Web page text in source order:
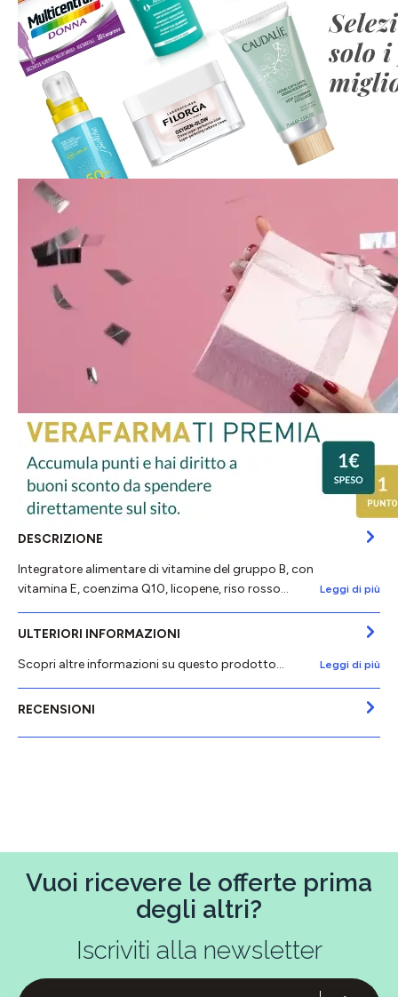
DESCRIZIONE
Integratore alimentare di vitamine del gruppo B, con
vitamina E, coenzima Q10, licopene, riso rosso…
Leggi di più
ULTERIORI INFORMAZIONI
Scopri altre informazioni su questo prodotto...
Leggi di più
RECENSIONI
Vuoi ricevere le offerte prima
degli altri?
Iscriviti alla newsletter